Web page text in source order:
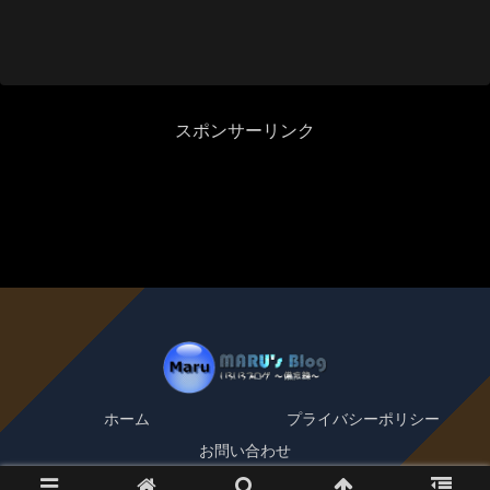
スポンサーリンク
ホーム
プライバシーポリシー
お問い合わせ